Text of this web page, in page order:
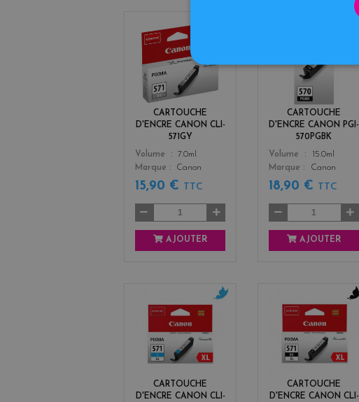
CARTOUCHE
D'ENCRE CANON CLI-
571GY
Color
i
Volume
7.0ml
Marque
Canon
15,90 € TTC
AJOUTER
CARTOUCHE
D'ENCRE CANON PGI-
570PGBK
Color
a
Volume
15.0ml
Marque
Canon
18,90 € TTC
AJOUTER
CARTOUCHE
D'ENCRE CANON CLI-
CARTOUCHE
D'ENCRE CANON CLI-
k